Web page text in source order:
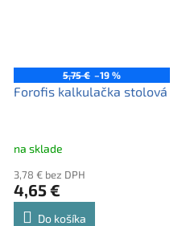
5,75 € –19 %
Forofis kalkulačka stolová
na sklade
3,78 € bez DPH
4,65 €
Do košíka